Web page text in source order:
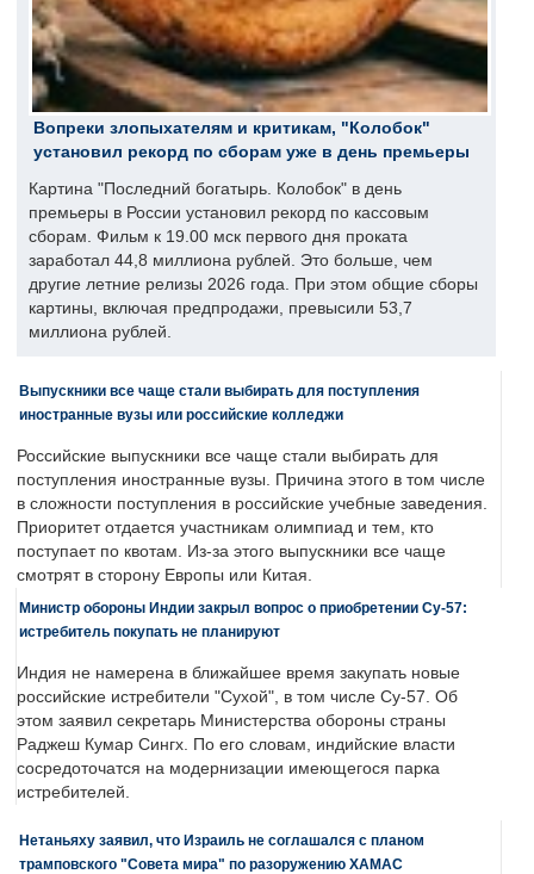
Вопреки злопыхателям и критикам, "Колобок"
установил рекорд по сборам уже в день премьеры
Картина "Последний богатырь. Колобок" в день
премьеры в России установил рекорд по кассовым
сборам. Фильм к 19.00 мск первого дня проката
заработал 44,8 миллиона рублей. Это больше, чем
другие летние релизы 2026 года. При этом общие сборы
картины, включая предпродажи, превысили 53,7
миллиона рублей.
Выпускники все чаще стали выбирать для поступления
иностранные вузы или российские колледжи
Российские выпускники все чаще стали выбирать для
поступления иностранные вузы. Причина этого в том числе
в сложности поступления в российские учебные заведения.
Приоритет отдается участникам олимпиад и тем, кто
поступает по квотам. Из-за этого выпускники все чаще
смотрят в сторону Европы или Китая.
Министр обороны Индии закрыл вопрос о приобретении Су-57:
истребитель покупать не планируют
Индия не намерена в ближайшее время закупать новые
российские истребители "Сухой", в том числе Су-57. Об
этом заявил секретарь Министерства обороны страны
Раджеш Кумар Сингх. По его словам, индийские власти
сосредоточатся на модернизации имеющегося парка
истребителей.
Нетаньяху заявил, что Израиль не соглашался с планом
трамповского "Совета мира" по разоружению ХАМАС